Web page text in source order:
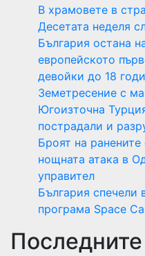
В храмовете в
Десетата неделя
България остана
европейското
девойки до 18
Земетресение с
Югоизточна
пострадали и
Броят на
нощната атака в
управител
България спечели
програма Space